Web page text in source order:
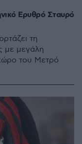
Ερυθρό Σταυρό
τη
με μεγάλη
του Μετρό